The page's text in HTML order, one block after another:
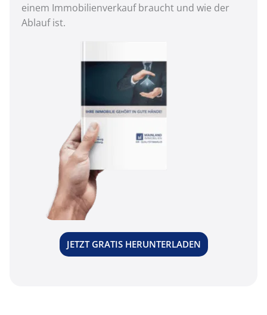
einem Immobilienverkauf braucht und wie der
Ablauf ist.
JETZT GRATIS HERUNTERLADEN